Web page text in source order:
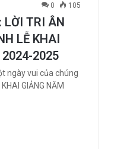
0 105
LỜI TRI ÂN
LỄ KHAI
2024-2025
ngày vui của chúng
GIẢNG NĂM